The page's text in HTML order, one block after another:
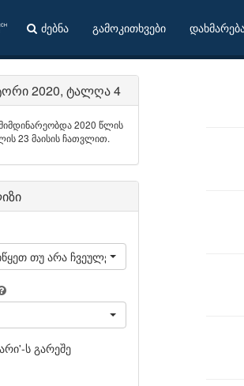
ძებნა გამოკითხვები
2020, ტალღა 4
2020 წლის
23 მაისის ჩათვლით.
ს გარეშე